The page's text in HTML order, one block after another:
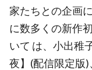
家たちとの企画
に数多くの新作
いて は、小出稚
夜】(配信限定版)